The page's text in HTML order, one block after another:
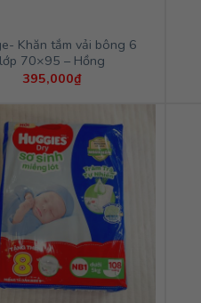
Khăn tắm vải bông 6
lớp 70×95 – Hồng
395,000₫